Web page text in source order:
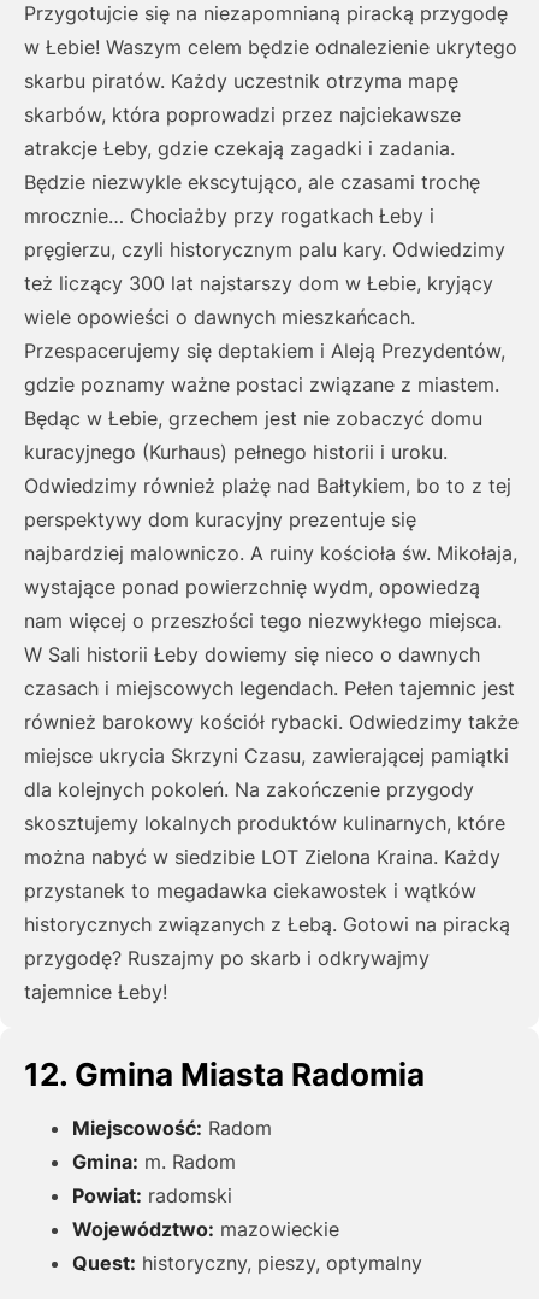
Przygotujcie się na niezapomnianą piracką przygodę
w Łebie! Waszym celem będzie odnalezienie ukrytego
skarbu piratów. Każdy uczestnik otrzyma mapę
skarbów, która poprowadzi przez najciekawsze
atrakcje Łeby, gdzie czekają zagadki i zadania.
Będzie niezwykle ekscytująco, ale czasami trochę
mrocznie… Chociażby przy rogatkach Łeby i
pręgierzu, czyli historycznym palu kary. Odwiedzimy
też liczący 300 lat najstarszy dom w Łebie, kryjący
wiele opowieści o dawnych mieszkańcach.
Przespacerujemy się deptakiem i Aleją Prezydentów,
gdzie poznamy ważne postaci związane z miastem.
Będąc w Łebie, grzechem jest nie zobaczyć domu
kuracyjnego (Kurhaus) pełnego historii i uroku.
Odwiedzimy również plażę nad Bałtykiem, bo to z tej
perspektywy dom kuracyjny prezentuje się
najbardziej malowniczo. A ruiny kościoła św. Mikołaja,
wystające ponad powierzchnię wydm, opowiedzą
nam więcej o przeszłości tego niezwykłego miejsca.
W Sali historii Łeby dowiemy się nieco o dawnych
czasach i miejscowych legendach. Pełen tajemnic jest
również barokowy kościół rybacki. Odwiedzimy także
miejsce ukrycia Skrzyni Czasu, zawierającej pamiątki
dla kolejnych pokoleń. Na zakończenie przygody
skosztujemy lokalnych produktów kulinarnych, które
można nabyć w siedzibie LOT Zielona Kraina. Każdy
przystanek to megadawka ciekawostek i wątków
historycznych związanych z Łebą. Gotowi na piracką
przygodę? Ruszajmy po skarb i odkrywajmy
tajemnice Łeby!
12. Gmina Miasta Radomia
Miejscowość: Radom
Gmina: m. Radom
Powiat: radomski
Województwo: mazowieckie
Quest: historyczny, pieszy, optymalny